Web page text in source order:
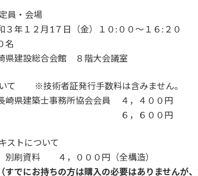
員・会場
１２月1７日（金）１０:００～１６:２０
設総合会館 ８階大会議室
て ※技術者証発行手数料は含みません。
県建築士事務所協会会員 ４，４００円
外 ６，６００円
ストについて
別刷資料 ４，０００円（全構造）
でにお持ちの方は購入の必要はありませんが